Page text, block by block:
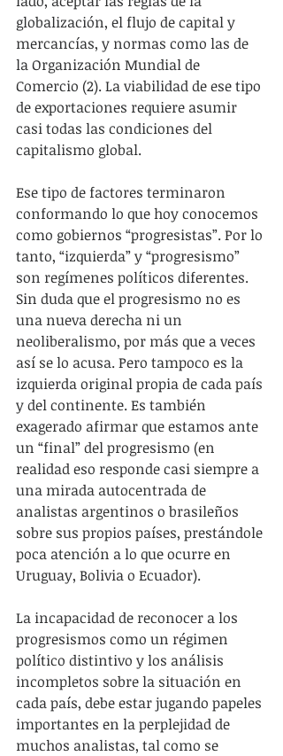
globalización, el flujo de capital y
mercancías, y normas como las de
la Organización Mundial de
Comercio (2). La viabilidad de ese tipo
de exportaciones requiere asumir
casi todas las condiciones del
capitalismo global.
Ese tipo de factores terminaron
conformando lo que hoy conocemos
como gobiernos “progresistas”. Por lo
tanto, “izquierda” y “progresismo”
son regímenes políticos diferentes.
Sin duda que el progresismo no es
una nueva derecha ni un
neoliberalismo, por más que a veces
así se lo acusa. Pero tampoco es la
izquierda original propia de cada país
y del continente. Es también
exagerado afirmar que estamos ante
un “final” del progresismo (en
realidad eso responde casi siempre a
una mirada autocentrada de
analistas argentinos o brasileños
sobre sus propios países, prestándole
poca atención a lo que ocurre en
Uruguay, Bolivia o Ecuador).
La incapacidad de reconocer a los
progresismos como un régimen
político distintivo y los análisis
incompletos sobre la situación en
cada país, debe estar jugando papeles
importantes en la perplejidad de
muchos analistas, tal como se